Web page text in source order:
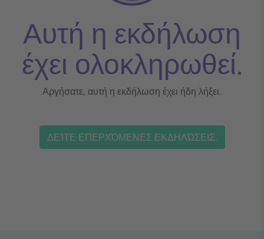
Αυτή η εκδήλωση
έχει ολοκληρωθεί.
Αργήσατε, αυτή η εκδήλωση έχει ήδη λήξει.
ΔΕΊΤΕ ΕΠΕΡΧΌΜΕΝΕΣ ΕΚΔΗΛΏΣΕΙΣ.